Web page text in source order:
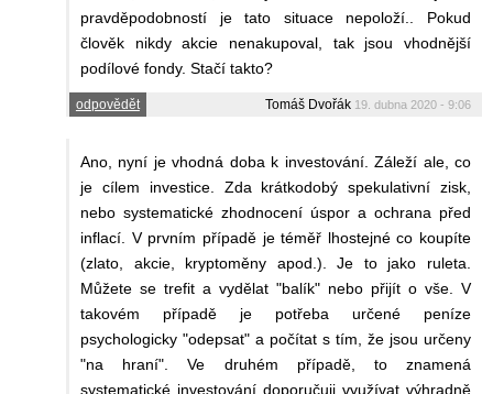
pravděpodobností je tato situace nepoloží.. Pokud
člověk nikdy akcie nenakupoval, tak jsou vhodnější
podílové fondy. Stačí takto?
odpovědět Tomáš Dvořák 19. dubna 2020 - 9:06
Ano, nyní je vhodná doba k investování. Záleží ale, co
je cílem investice. Zda krátkodobý spekulativní zisk,
nebo systematické zhodnocení úspor a ochrana před
inflací. V prvním případě je téměř lhostejné co koupíte
(zlato, akcie, kryptoměny apod.). Je to jako ruleta.
Můžete se trefit a vydělat "balík" nebo přijít o vše. V
takovém případě je potřeba určené peníze
psychologicky "odepsat" a počítat s tím, že jsou určeny
"na hraní". Ve druhém případě, to znamená
systematické investování doporučuji využívat výhradně